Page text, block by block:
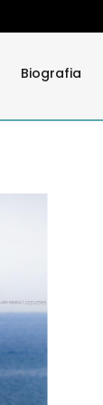
Biografia